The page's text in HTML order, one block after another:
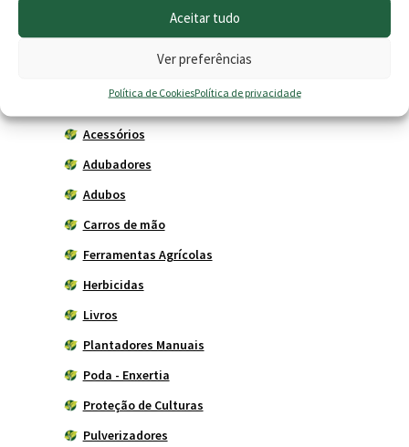
Aceitar tudo
Ver preferências
Política de CookiesPolítica de privacidade
Acessórios
Adubadores
Adubos
Carros de mão
Ferramentas Agrícolas
Herbicidas
Livros
Plantadores Manuais
Poda - Enxertia
Proteção de Culturas
Pulverizadores